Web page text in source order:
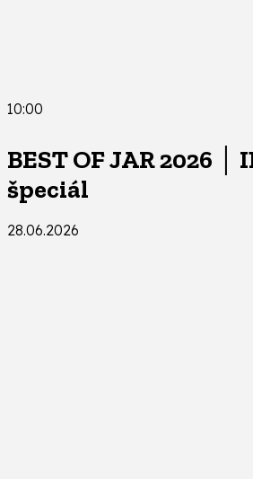
10:00
BEST OF JAR 2026 │
špeciál
28.06.2026